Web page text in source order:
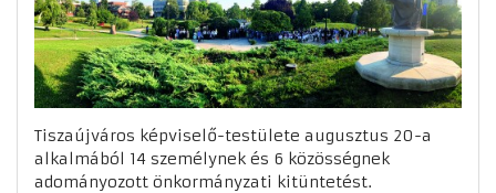
Tiszaújváros képviselő-testülete augusztus 20-a
alkalmából 14 személynek és 6 közösségnek
adományozott önkormányzati kitüntetést.